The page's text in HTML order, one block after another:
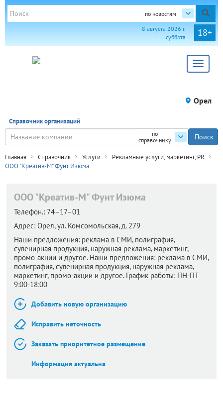
по новостям
18+
8 августа 2026 г.
суббота
Toggle
Орел
Справочник организаций
по
справочнику
Главная Справочник Услуги
Рекламные услуги, маркетинг, PR
ООО "Креатив-М" Фунт Изюма
ООО "Креатив-М" Фунт Изюма
Телефон.: 74–17–01
Адрес: Орел,ул. Комсомольская, д. 279
Наши предложения: реклама в СМИ, полиграфия,
сувенирная продукция, наружная реклама, маркетинг,
промо-акции и другое. Наши предложения: реклама в СМИ,
полиграфия, сувенирная продукция, наружная реклама,
маркетинг, промо-акции и другое. График работы: ПН-ПТ
9:00-18:00
Добавить новую организацию
Исправить неточность
Заказать приоритетное размещение
Информация актуальна